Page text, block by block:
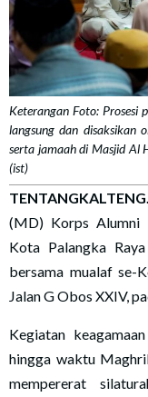
Keterangan Foto: Prosesi
langsung dan disaksikan
serta jamaah di Masjid Al
(ist)
(MD) Korps Alumni
Kota Palangka
bersama mualaf se-
Jalan G Obos XXIV,
Kegiatan
hingga waktu
mempererat